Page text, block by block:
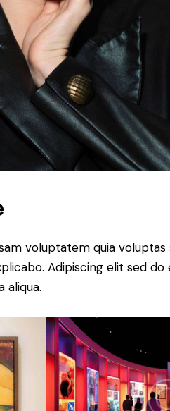
voluptatem quia
Adipiscing elit sed
aliqua.